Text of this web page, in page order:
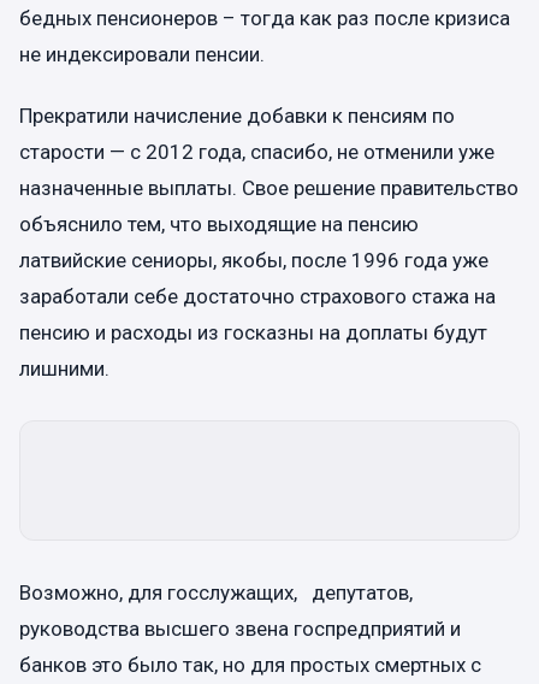
бедных пенсионеров – тогда как раз после кризиса
не индексировали пенсии.
Прекратили начисление добавки к пенсиям по
старости — с 2012 года, спасибо, не отменили уже
назначенные выплаты. Свое решение правительство
объяснило тем, что выходящие на пенсию
латвийские сениоры, якобы, после 1996 года уже
заработали себе достаточно страхового стажа на
пенсию и расходы из госказны на доплаты будут
лишними.
Возможно, для госслужащих, депутатов,
руководства высшего звена госпредприятий и
банков это было так, но для простых смертных с